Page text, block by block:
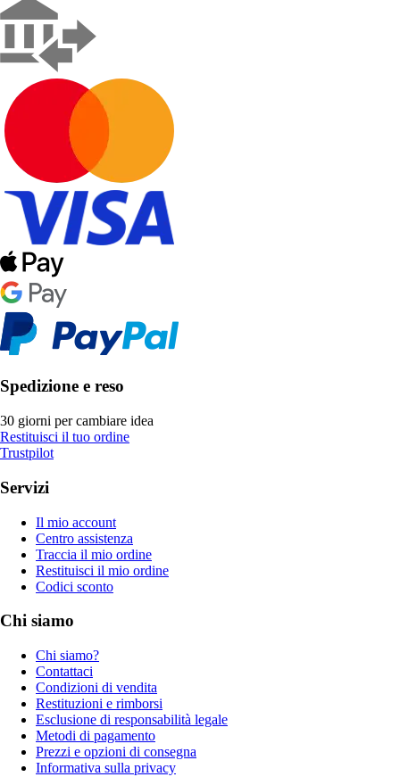
Spedizione e reso
30 giorni per cambiare idea
Restituisci il tuo ordine
Trustpilot
Servizi
Il mio account
Centro assistenza
Traccia il mio ordine
Restituisci il mio ordine
Codici sconto
Chi siamo
Chi siamo?
Contattaci
Condizioni di vendita
Restituzioni e rimborsi
Esclusione di responsabilità legale
Metodi di pagamento
Prezzi e opzioni di consegna
Informativa sulla privacy